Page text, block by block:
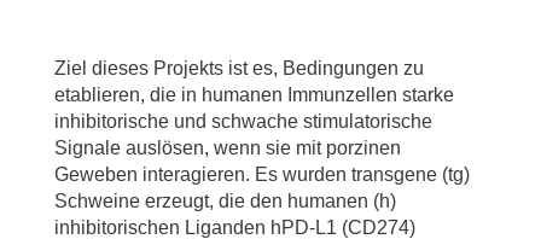
Ziel dieses Projekts ist es, Bedingungen zu
etablieren, die in humanen Immunzellen starke
inhibitorische und schwache stimulatorische
Signale auslösen, wenn sie mit porzinen
Geweben interagieren. Es wurden transgene (tg)
Schweine erzeugt, die den humanen (h)
inhibitorischen Liganden hPD-L1 (CD274)